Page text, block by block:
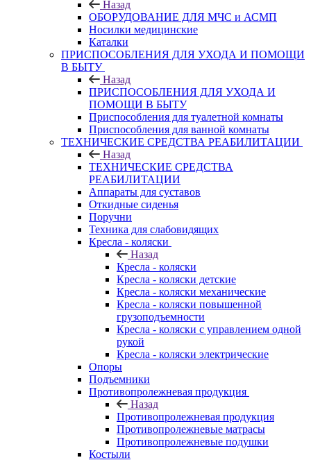
Назад
ОБОРУДОВАНИЕ ДЛЯ МЧС и АСМП
Носилки медицинские
Каталки
ПРИСПОСОБЛЕНИЯ ДЛЯ УХОДА И ПОМОЩИ
В БЫТУ
Назад
ПРИСПОСОБЛЕНИЯ ДЛЯ УХОДА И
ПОМОЩИ В БЫТУ
Приспособления для туалетной комнаты
Приспособления для ванной комнаты
ТЕХНИЧЕСКИЕ СРЕДСТВА РЕАБИЛИТАЦИИ
Назад
ТЕХНИЧЕСКИЕ СРЕДСТВА
РЕАБИЛИТАЦИИ
Аппараты для суставов
Откидные сиденья
Поручни
Техника для слабовидящих
Кресла - коляски
Назад
Кресла - коляски
Кресла - коляски детские
Кресла - коляски механические
Кресла - коляски повышенной
грузоподъемности
Кресла - коляски с управлением одной
рукой
Кресла - коляски электрические
Опоры
Подъемники
Противопролежневая продукция
Назад
Противопролежневая продукция
Противопролежневые матрасы
Противопролежневые подушки
Костыли